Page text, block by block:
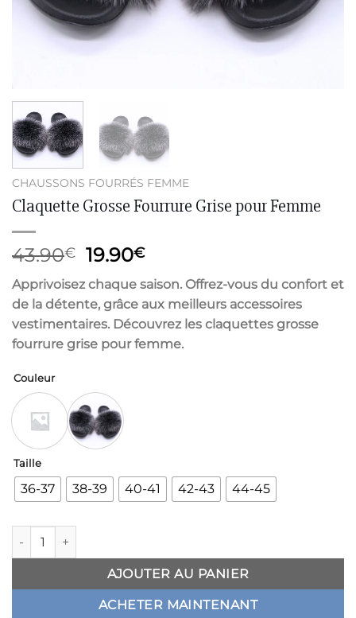
CHAUSSONS FOURRÉS FEMME
Claquette Grosse Fourrure Grise pour Femme
43.90€ Le
prix
initial
était :
43.90€.
19.90€Le
prix
actuel
est :
19.90€.
Apprivoisez chaque saison. Offrez-vous du confort et
de la détente, grâce aux meilleurs accessoires
vestimentaires. Découvrez les claquettes grosse
fourrure grise pour femme.
Couleur
Taille
36-37 38-39 40-41 42-43 44-45
quantité de Claquette Grosse Fourrure Grise pour Femme
AJOUTER AU PANIER
ACHETER MAINTENANT